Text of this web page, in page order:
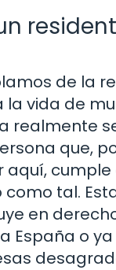
de la
la vida de
realmente
que,
aquí,
tal.
en
España o